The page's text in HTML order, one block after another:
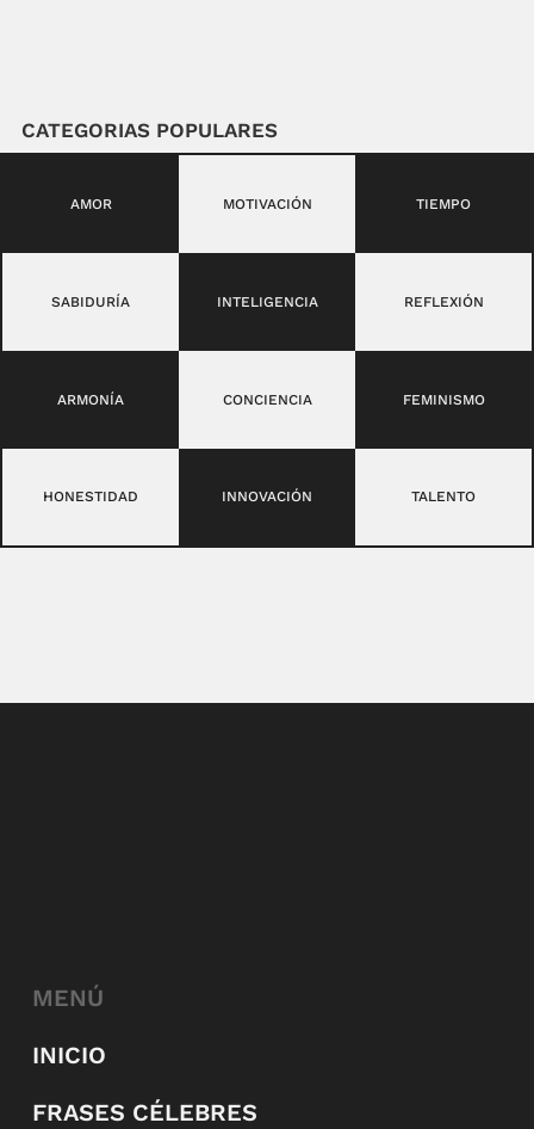
CATEGORIAS POPULARES
AMOR MOTIVACIÓN TIEMPO
SABIDURÍA INTELIGENCIA REFLEXIÓN
ARMONÍA CONCIENCIA FEMINISMO
HONESTIDAD INNOVACIÓN TALENTO
MENÚ
INICIO
FRASES CÉLEBRES